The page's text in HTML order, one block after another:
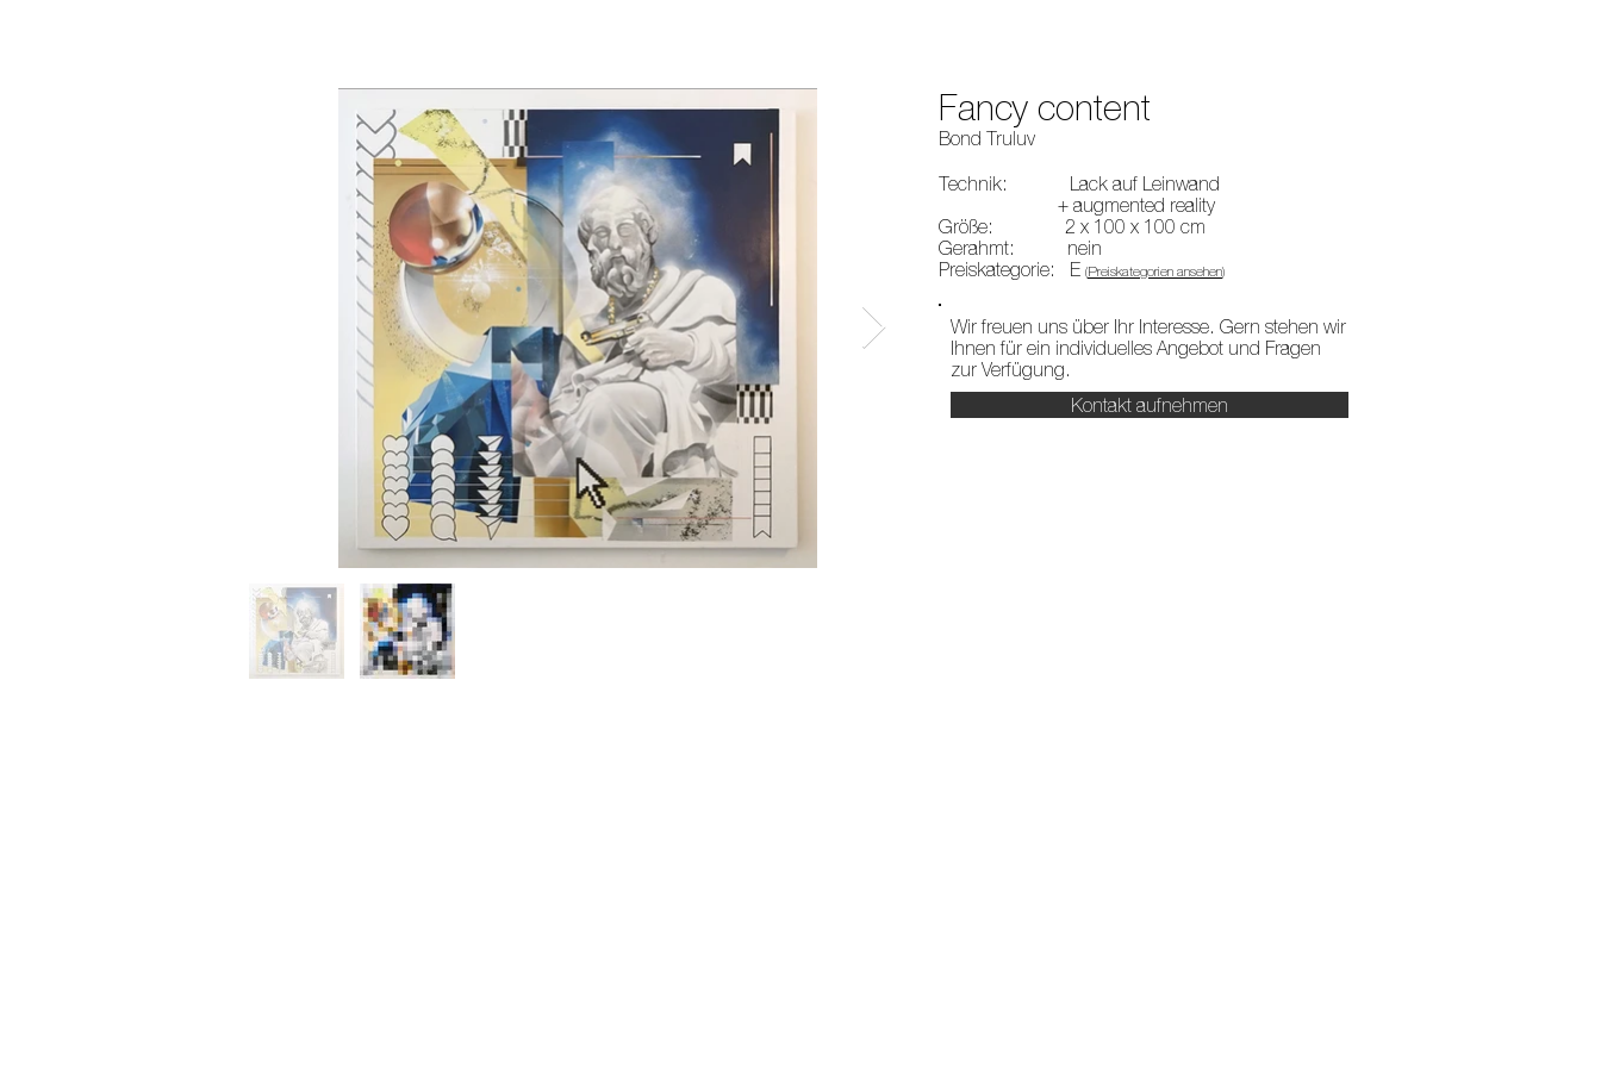
Fancy content
Bond Truluv
Technik: Lack auf Leinwand
+ augmented reality
Größe: 2 x 100 x 100 cm
Gerahmt: nein
Preiskategorie: E (Preiskategorien ansehen)
Wir freuen uns über Ihr Interesse. Gern stehen wir
Ihnen für ein individuelles Angebot und Fragen
zur Verfügung.
Kontakt aufnehmen